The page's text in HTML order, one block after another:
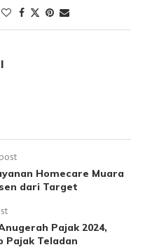
Homecare Muara
dari Target
Pajak 2024,
Pajak Teladan